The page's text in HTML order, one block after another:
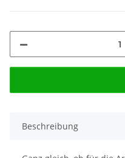
Beschreibung